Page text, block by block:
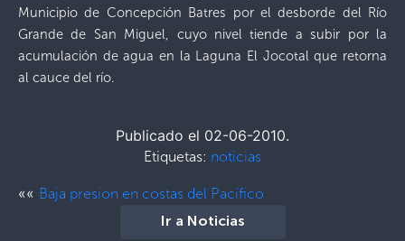
Municipio de Concepción Batres por el desborde del Río
Grande de San Miguel, cuyo nivel tiende a subir por la
acumulación de agua en la Laguna El Jocotal que retorna
al cauce del río.
Publicado el 02-06-2010.
Etiquetas: noticias
«« Baja presion en costas del Pacífico
Ir a Noticias